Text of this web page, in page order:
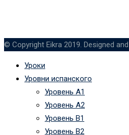
© Copyright Eikra 2019. Designed
Уроки
Уровни испанского
Уровень А1
Уровень А2
Уровень B1
Уровень B2